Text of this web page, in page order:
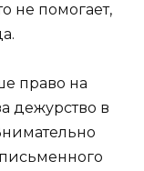
не помогает,
право на
дежурство в